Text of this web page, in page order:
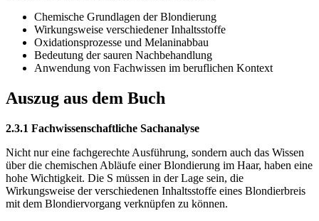
Chemische Grundlagen der Blondierung
Wirkungsweise verschiedener Inhaltsstoffe
Oxidationsprozesse und Melaninabbau
Bedeutung der sauren Nachbehandlung
Anwendung von Fachwissen im beruflichen Kontext
Auszug aus dem Buch
2.3.1 Fachwissenschaftliche Sachanalyse
Nicht nur eine fachgerechte Ausführung, sondern auch das Wissen
über die chemischen Abläufe einer Blondierung im Haar, haben eine
hohe Wichtigkeit. Die S müssen in der Lage sein, die
Wirkungsweise der verschiedenen Inhaltsstoffe eines Blondierbreis
mit dem Blondiervorgang verknüpfen zu können.